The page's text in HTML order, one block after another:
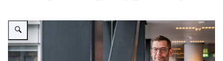
Vergroot afbeelding Matthijs van Bommel: 'Erkend referenten kunnen